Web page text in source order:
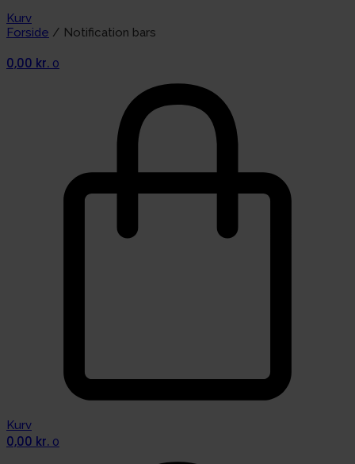
Kurv
Forside / Notification bars
0,00 kr. 0
Kurv
0,00 kr. 0